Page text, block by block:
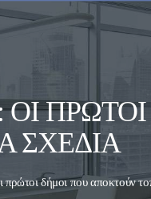
ΣΧΈΔΙΑ
δήμοι που αποκτούν